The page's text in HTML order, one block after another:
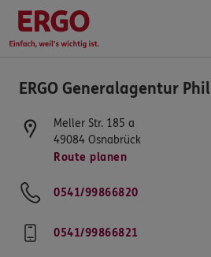
ERGO Generalagentur
Meller Str. 185 a
49084 Osnabrück
Route planen
0541/99866820
0541/99866821